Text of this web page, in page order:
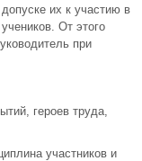
их к участию в
От этого
при
героев труда,
участников и